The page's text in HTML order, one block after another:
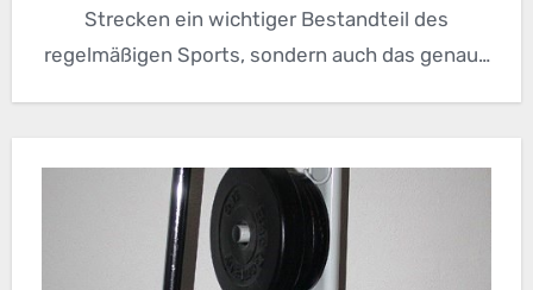
Strecken ein wichtiger Bestandteil des
regelmäßigen Sports, sondern auch das genaue